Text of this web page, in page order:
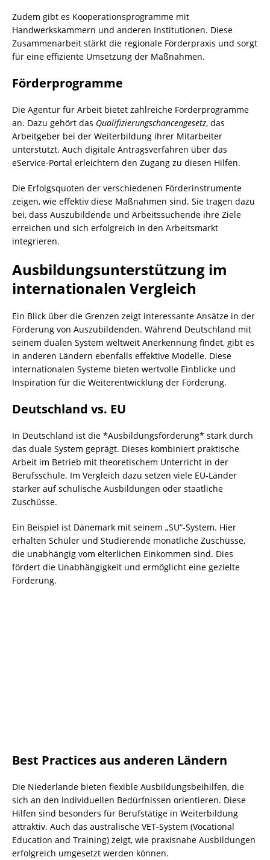
Zudem gibt es Kooperationsprogramme mit
Handwerkskammern und anderen Institutionen. Diese
Zusammenarbeit stärkt die regionale Förderpraxis und sorgt
für eine effiziente Umsetzung der Maßnahmen.
Förderprogramme
Die Agentur für Arbeit bietet zahlreiche Förderprogramme
an. Dazu gehört das Qualifizierungschancengesetz, das
Arbeitgeber bei der Weiterbildung ihrer Mitarbeiter
unterstützt. Auch digitale Antragsverfahren über das
eService-Portal erleichtern den Zugang zu diesen Hilfen.
Die Erfolgsquoten der verschiedenen Förderinstrumente
zeigen, wie effektiv diese Maßnahmen sind. Sie tragen dazu
bei, dass Auszubildende und Arbeitssuchende ihre Ziele
erreichen und sich erfolgreich in den Arbeitsmarkt
integrieren.
Ausbildungsunterstützung im
internationalen Vergleich
Ein Blick über die Grenzen zeigt interessante Ansätze in der
Förderung von Auszubildenden. Während Deutschland mit
seinem dualen System weltweit Anerkennung findet, gibt es
in anderen Ländern ebenfalls effektive Modelle. Diese
internationalen Systeme bieten wertvolle Einblicke und
Inspiration für die Weiterentwicklung der Förderung.
Deutschland vs. EU
In Deutschland ist die *Ausbildungsförderung* stark durch
das duale System geprägt. Dieses kombiniert praktische
Arbeit im Betrieb mit theoretischem Unterricht in der
Berufsschule. Im Vergleich dazu setzen viele EU-Länder
stärker auf schulische Ausbildungen oder staatliche
Zuschüsse.
Ein Beispiel ist Dänemark mit seinem „SU“-System. Hier
erhalten Schüler und Studierende monatliche Zuschüsse,
die unabhängig vom elterlichen Einkommen sind. Dies
fördert die Unabhängigkeit und ermöglicht eine gezielte
Förderung.
Best Practices aus anderen Ländern
Die Niederlande bieten flexible Ausbildungsbeihilfen, die
sich an den individuellen Bedürfnissen orientieren. Diese
Hilfen sind besonders für Berufstätige in Weiterbildung
attraktiv. Auch das australische VET-System (Vocational
Education and Training) zeigt, wie praxisnahe Ausbildungen
erfolgreich umgesetzt werden können.